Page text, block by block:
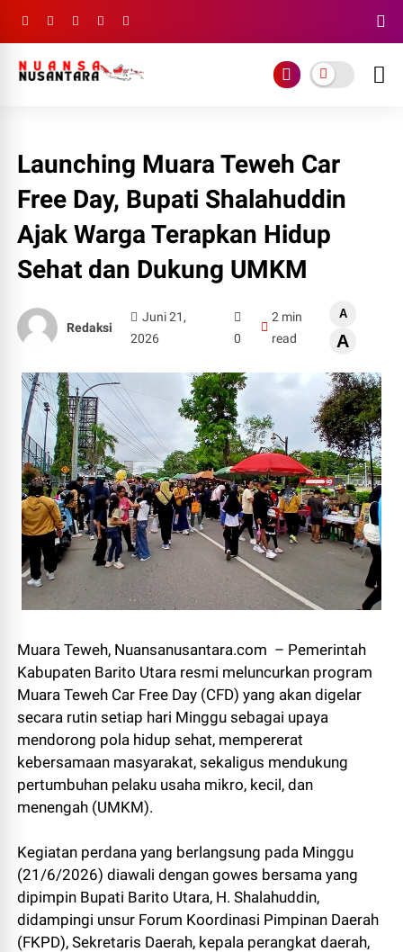
Launching Muara Teweh Car
Free Day, Bupati Shalahuddin
Ajak Warga Terapkan Hidup
Sehat dan Dukung UMKM
Redaksi
Juni 21,
2026
0
2 min
read
A
A
Muara Teweh, Nuansanusantara.com – Pemerintah
Kabupaten Barito Utara resmi meluncurkan program
Muara Teweh Car Free Day (CFD) yang akan digelar
secara rutin setiap hari Minggu sebagai upaya
mendorong pola hidup sehat, mempererat
kebersamaan masyarakat, sekaligus mendukung
pertumbuhan pelaku usaha mikro, kecil, dan
menengah (UMKM).
Kegiatan perdana yang berlangsung pada Minggu
(21/6/2026) diawali dengan gowes bersama yang
dipimpin Bupati Barito Utara, H. Shalahuddin,
didampingi unsur Forum Koordinasi Pimpinan Daerah
(FKPD), Sekretaris Daerah, kepala perangkat daerah,